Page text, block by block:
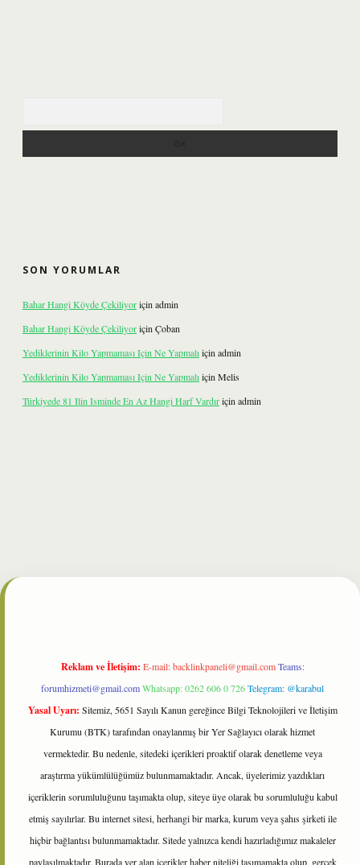
SON YORUMLAR
Bahar Hangi Köyde Çekiliyoriçin admin
Bahar Hangi Köyde Çekiliyoriçin Çoban
Yediklerinin Kilo Yapmaması Için Ne Yapmalıiçin admin
Yediklerinin Kilo Yapmaması Için Ne Yapmalıiçin Melis
Türkiyede 81 Ilin Isminde En Az Hangi Harf Vardıriçin admin
Reklam ve İletişim: E-mail:backlinkpaneli@gmail.com Teams:
forumhizmeti@gmail.comWhatsapp: 0262 606 0 726Telegram: @karabul
Yasal Uyarı: Sitemiz, 5651 Sayılı Kanun gereğince Bilgi Teknolojileri ve İletişim
Kurumu (BTK) tarafından onaylanmış bir Yer Sağlayıcı olarak hizmet
vermektedir. Bu nedenle, sitedeki içerikleri proaktif olarak denetleme veya
araştırma yükümlülüğümüz bulunmamaktadır. Ancak, üyelerimiz yazdıkları
içeriklerin sorumluluğunu taşımakta olup, siteye üye olarak bu sorumluluğu kabul
etmiş sayılırlar. Bu internet sitesi, herhangi bir marka, kurum veya şahıs şirketi ile
hiçbir bağlantısı bulunmamaktadır. Sitede yalnızca kendi hazırladığımız makaleler
paylaşılmaktadır. Burada yer alan içerikler haber niteliği taşımamakta olup, gerçek